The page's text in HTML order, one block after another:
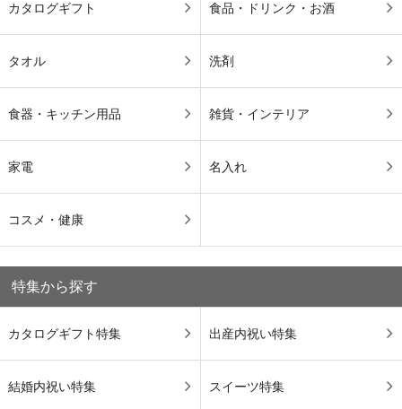
カタログギフト 食品・ドリンク・お酒
タオル 洗剤
食器・キッチン用品 雑貨・インテリア
家電 名入れ
コスメ・健康
特集から探す
カタログギフト特集 出産内祝い特集
結婚内祝い特集 スイーツ特集